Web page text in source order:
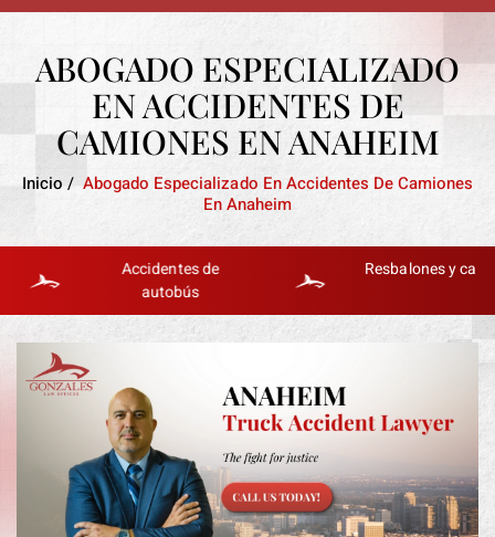
ABOGADO ESPECIALIZADO
EN ACCIDENTES DE
CAMIONES EN ANAHEIM
Inicio /Abogado Especializado En Accidentes De Camiones
En Anaheim
Accidentes de
autobús
Resbalones y caídas